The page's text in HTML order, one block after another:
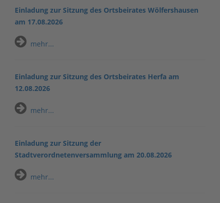
Einladung zur Sitzung des Ortsbeirates Wölfershausen
am 17.08.2026
mehr...
Einladung zur Sitzung des Ortsbeirates Herfa am
12.08.2026
mehr...
Einladung zur Sitzung der
Stadtverordnetenversammlung am 20.08.2026
mehr...